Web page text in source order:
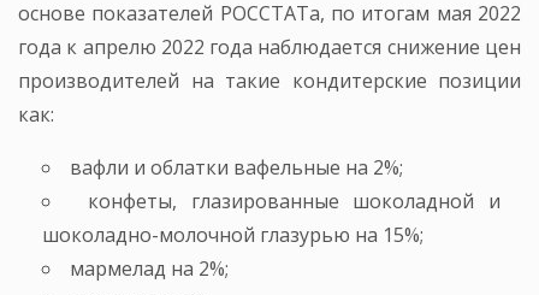
основе показателей РОССТАТа, по итогам мая 2022
года к апрелю 2022 года наблюдается снижение цен
производителей на такие кондитерские позиции
как:
вафли и облатки вафельные на 2%;
конфеты, глазированные шоколадной и
шоколадно-молочной глазурью на 15%;
мармелад на 2%;